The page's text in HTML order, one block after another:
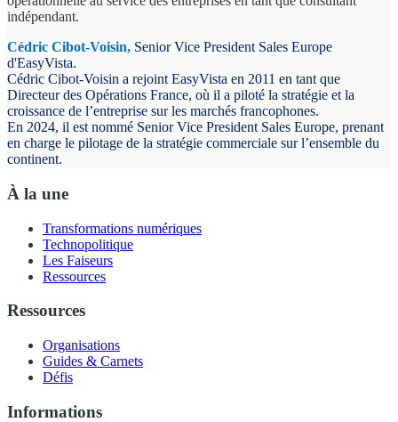
indépendant.
Cédric Cibot-Voisin, Senior Vice President Sales Europe
d'EasyVista.
Cédric Cibot-Voisin a rejoint EasyVista en 2011 en tant que
Directeur des Opérations France, où il a piloté la stratégie et la
croissance de l’entreprise sur les marchés francophones.
En 2024, il est nommé Senior Vice President Sales Europe, prenant
en charge le pilotage de la stratégie commerciale sur l’ensemble du
continent.
À la une
Transformations numériques
Technopolitique
Les Faiseurs
Ressources
Ressources
Organisations
Guides & Carnets
Défis
Informations